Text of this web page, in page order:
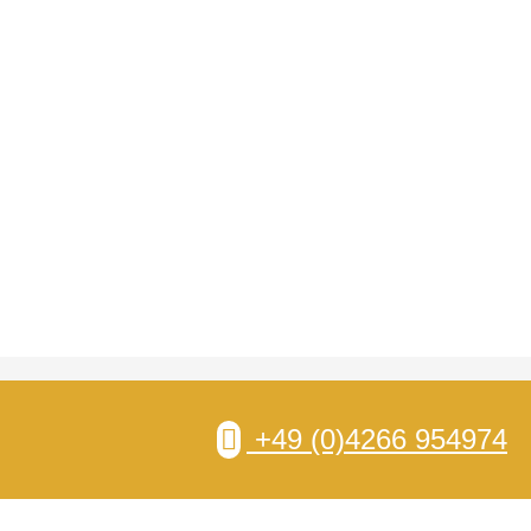
+49 (0)4266 954974